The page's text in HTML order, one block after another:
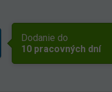
Dodanie do
10 pracovných dní